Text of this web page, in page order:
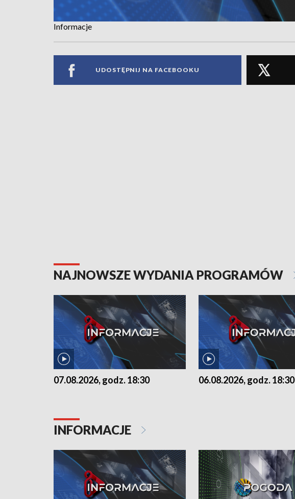
Informacje
UDOSTĘPNIJ NA FACEBOOKU
NAJNOWSZE WYDANIA PROGRAMÓW
07.08.2026, godz. 18:30 06.08.2026, godz. 18:30
INFORMACJE